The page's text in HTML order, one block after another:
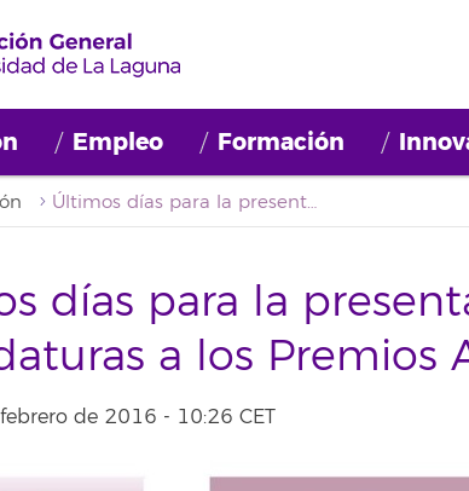
Empleo Formación
Últimos días para la presentación de candidaturas a los Premios Alumni
días para la
a los Premios
de 2016 - 10:26 CET